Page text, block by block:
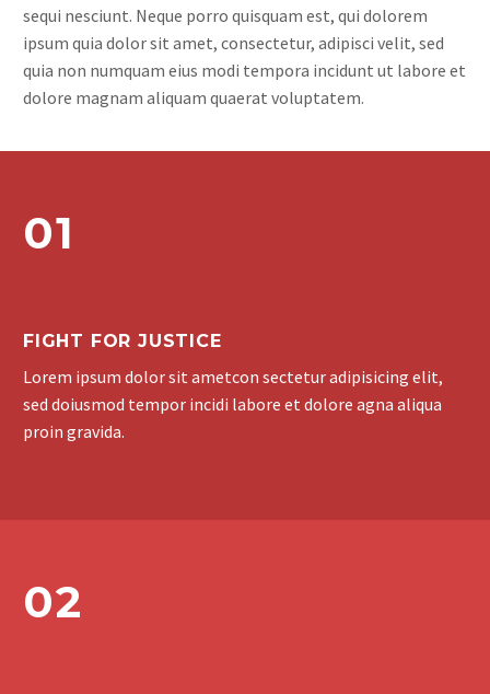
sequi nesciunt. Neque porro quisquam est, qui dolorem
ipsum quia dolor sit amet, consectetur, adipisci velit, sed
quia non numquam eius modi tempora incidunt ut labore et
dolore magnam aliquam quaerat voluptatem.
01
FIGHT FOR JUSTICE
Lorem ipsum dolor sit ametcon sectetur adipisicing elit,
sed doiusmod tempor incidi labore et dolore agna aliqua
proin gravida.
02